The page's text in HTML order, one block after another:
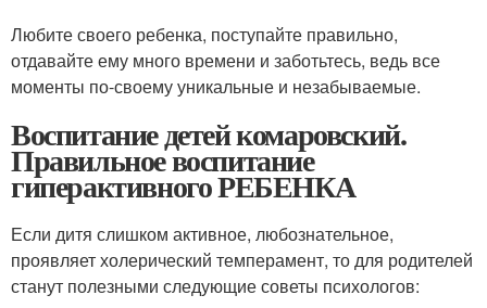
Любите своего ребенка, поступайте правильно,
отдавайте ему много времени и заботьтесь, ведь все
моменты по-своему уникальные и незабываемые.
Воспитание детей комаровский.
Правильное воспитание
гиперактивного РЕБЕНКА
Если дитя слишком активное, любознательное,
проявляет холерический темперамент, то для родителей
станут полезными следующие советы психологов: